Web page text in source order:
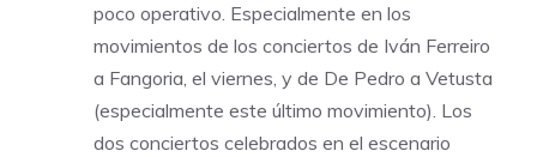
poco operativo. Especialmente en los
movimientos de los conciertos de Iván Ferreiro
a Fangoria, el viernes, y de De Pedro a Vetusta
(especialmente este último movimiento). Los
dos conciertos celebrados en el escenario